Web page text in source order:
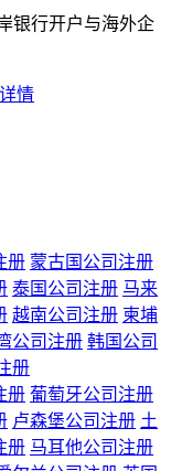
银行开户与海外企
情
册 蒙古国公司注册
泰国公司注册 马来
越南公司注册 柬埔
公司注册 韩国公司
册
册 葡萄牙公司注册
卢森堡公司注册 土
册 马耳他公司注册